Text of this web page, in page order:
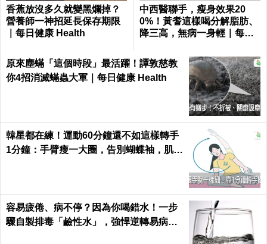
香蕉放沒多久就變黑爛掉？
營養師一神招延長保存期限
｜每日健康 Health
中西醫聯手，瘦身效果20
0%！黃耆這樣喝分解脂肪、
降三高，無病一身輕｜每日
原來塵蟎「這個時段」最活躍！譚敦慈教
你4招消滅蟎蟲大軍｜每日健康 Health
韓星都在練！運動60分鐘還不如這樣轉手
1分鐘：手臂瘦一大圈，告別蝴蝶袖，肌肉
容易疲倦、病不停？因為你喝錯水！一步
驟自製排毒「鹼性水」，強悍逆轉易病、